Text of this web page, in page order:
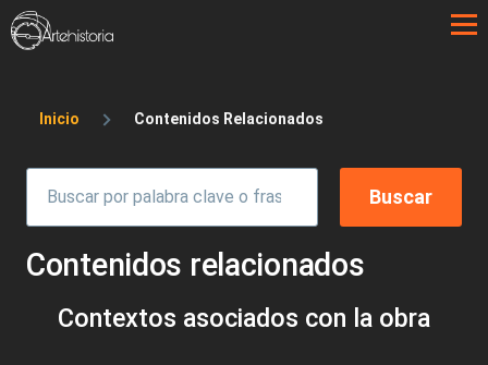
Pasar al contenido principal
Sobrescribir enlaces de ayuda a la
Inicio Contenidos Relacionados
Contenidos relacionados
Contextos asociados con la obra